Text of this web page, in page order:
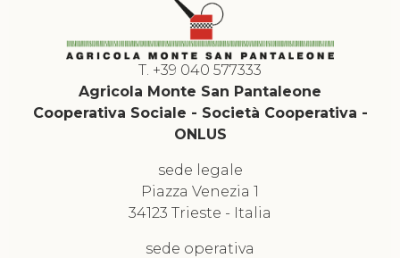
T. +39 040 577333
Agricola Monte San Pantaleone
Cooperativa Sociale - Società Cooperativa -
ONLUS
sede legale
Piazza Venezia 1
34123 Trieste - Italia
sede operativa